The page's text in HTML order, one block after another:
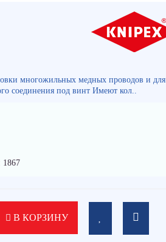
многожильных медных проводов и для
соединения под винт Имеют кол..
1867
В КОРЗИНУ